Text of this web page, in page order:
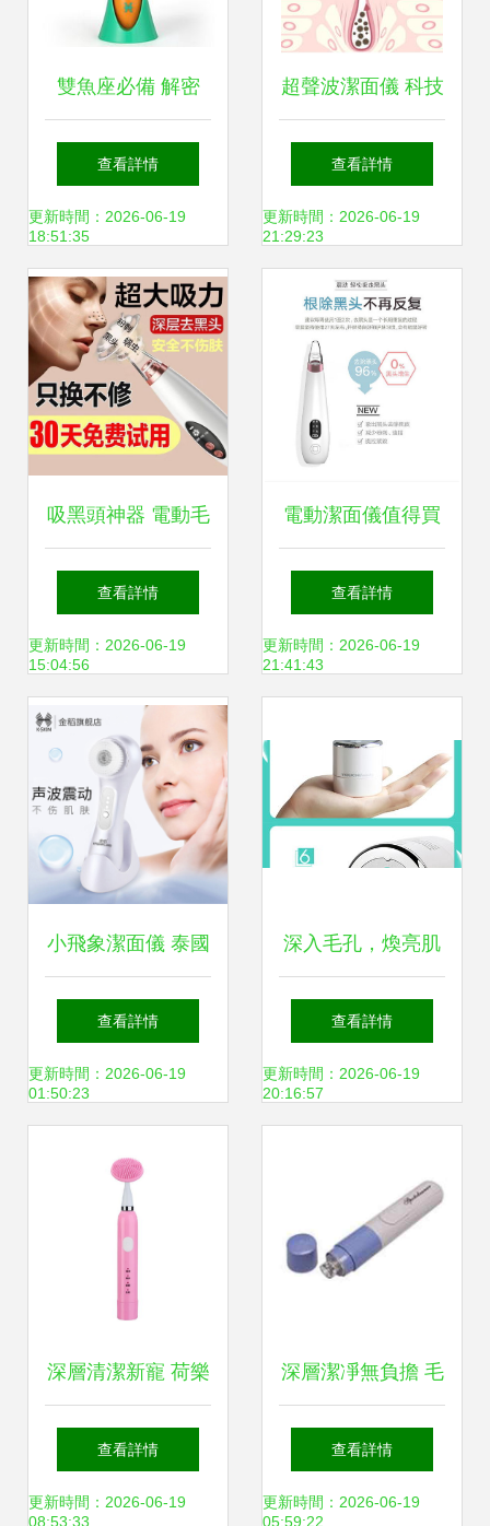
雙魚座必備 解密
Nature Bestow音
波振動潔面儀的深
層清潔魔法
查看詳情
更新時間：2026-06-19
18:51:35
超聲波潔面儀 科技
帶來的黑頭克星，
毛孔凈化專家
查看詳情
更新時間：2026-06-19
21:29:23
吸黑頭神器 電動毛
孔清潔儀，讓肌膚
呼吸自由
查看詳情
更新時間：2026-06-19
15:04:56
電動潔面儀值得買
嗎？深入評測了
GHD毛孔清潔器的
查看詳情
更新時間：2026-06-19
21:41:43
小飛象潔面儀 泰國
帶來的毛孔清潔神
器護膚體驗
查看詳情
更新時間：2026-06-19
01:50:23
深入毛孔，煥亮肌
膚 TouchBeauty聲
波亮彩美膚儀
查看詳情
更新時間：2026-06-19
20:16:57
深層清潔新寵 荷樂
雅聲波潔面儀體驗
分享
查看詳情
更新時間：2026-06-19
08:53:33
深層潔凈無負擔 毛
孔清潔器的科學使
用與妙招
查看詳情
更新時間：2026-06-19
05:59:22